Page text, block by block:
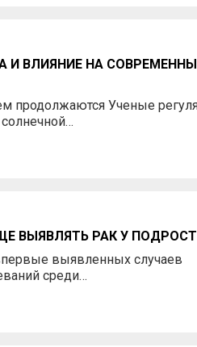
И ВЛИЯНИЕ НА
продолжаются Ученые
ВЫЯВЛЯТЬ РАК У
выявленных случаев
среди…